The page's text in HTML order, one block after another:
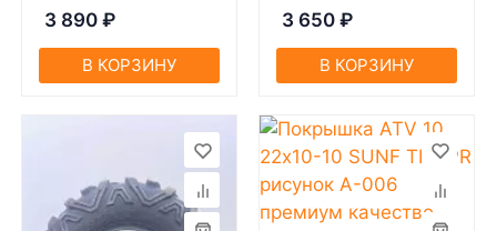
3 890 ₽
В КОРЗИНУ
3 650 ₽
В КОРЗИНУ